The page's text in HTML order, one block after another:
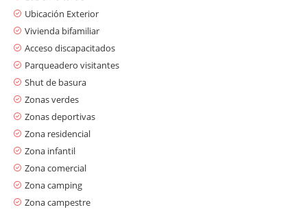
Ubicación Exterior
Vivienda bifamiliar
Acceso discapacitados
Parqueadero visitantes
Shut de basura
Zonas verdes
Zonas deportivas
Zona residencial
Zona infantil
Zona comercial
Zona camping
Zona campestre